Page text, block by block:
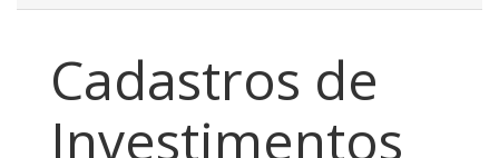
Cadastros de
Investimentos